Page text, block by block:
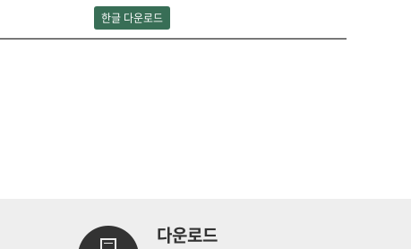
한글 다운로드
다운로드